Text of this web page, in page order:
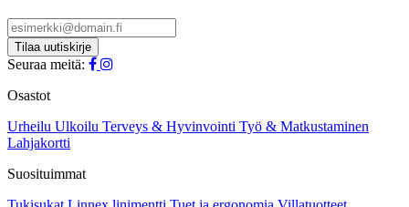
sivulla.
Seuraa meitä:
Osastot
Urheilu Ulkoilu Terveys & Hyvinvointi Työ & Matkustaminen
Lahjakortti
Suosituimmat